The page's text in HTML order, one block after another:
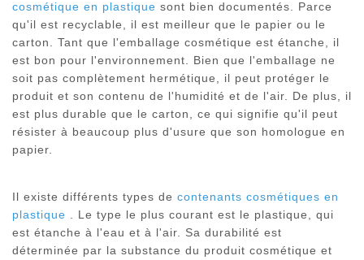
cosmétique en plastique sont bien documentés. Parce
qu'il est recyclable, il est meilleur que le papier ou le
carton. Tant que l'emballage cosmétique est étanche, il
est bon pour l'environnement. Bien que l'emballage ne
soit pas complètement hermétique, il peut protéger le
produit et son contenu de l'humidité et de l'air. De plus, il
est plus durable que le carton, ce qui signifie qu'il peut
résister à beaucoup plus d'usure que son homologue en
papier.
Il existe différents types de contenants cosmétiques en
plastique
. Le type le plus courant est le plastique, qui
est étanche à l'eau et à l'air. Sa durabilité est
déterminée par la substance du produit cosmétique et